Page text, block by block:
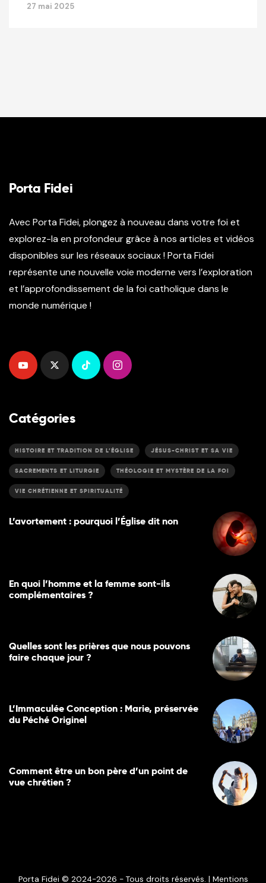
27 mai 2025
Porta Fidei
Avec Porta Fidei, plongez à nouveau dans votre foi et
explorez-la en profondeur grâce à nos articles et vidéos
disponibles sur les réseaux sociaux ! Porta Fidei
représente une nouvelle voie moderne vers l’exploration
et l’approfondissement de la foi catholique dans le
monde numérique !
Catégories
HISTOIRE ET TRADITION DE L’ÉGLISE JÉSUS-CHRIST ET SA VIE
SACREMENTS ET LITURGIE THÉOLOGIE ET MYSTÈRE DE LA FOI
VIE CHRÉTIENNE ET SPIRITUALITÉ
L’avortement : pourquoi l’Église dit non
En quoi l’homme et la femme sont-ils
complémentaires ?
Quelles sont les prières que nous pouvons
faire chaque jour ?
L’Immaculée Conception : Marie, préservée
du Péché Originel
Comment être un bon père d’un point de
vue chrétien ?
Porta Fidei © 2024-2026 - Tous droits réservés. | Mentions